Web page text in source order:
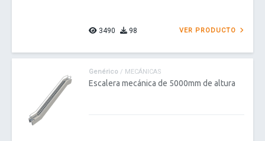
3490 98 VER PRODUCTO
Genérico / MECÁNICAS
Escalera mecánica de 5000mm de altura